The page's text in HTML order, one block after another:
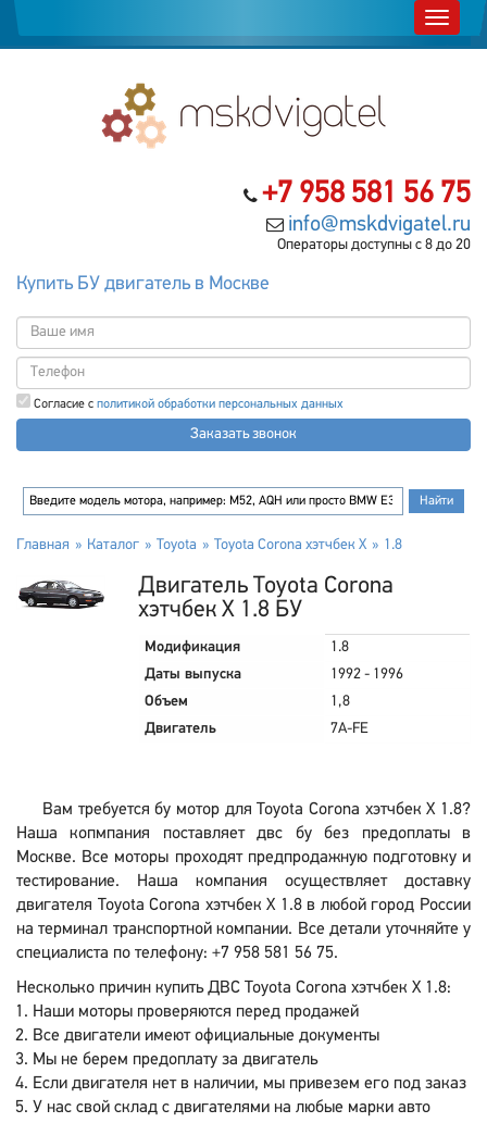
+7 958 581 56 75
info@mskdvigatel.ru
Операторы доступны с 8 до 20
Купить БУ двигатель в Москве
Согласие с политикой обработки персональных данных
Заказать звонок
Главная Каталог Toyota Toyota Corona хэтчбек X 1.8
Двигатель Toyota Corona
хэтчбек X 1.8 БУ
Модификация
1.8
Даты выпуска
1992 - 1996
Объем
1,8
Двигатель
7A-FE
Вам требуется бу мотор для Toyota Corona хэтчбек X 1.8?
Наша копмпания поставляет двс бу без предоплаты в
Москве. Все моторы проходят предпродажную подготовку и
тестирование. Наша компания осуществляет доставку
двигателя Toyota Corona хэтчбек X 1.8 в любой город России
на терминал транспортной компании. Все детали уточняйте у
специалиста по телефону: +7 958 581 56 75.
Несколько причин купить ДВС Toyota Corona хэтчбек X 1.8:
Наши моторы проверяются перед продажей
Все двигатели имеют официальные документы
Мы не берем предоплату за двигатель
Если двигателя нет в наличии, мы привезем его под заказ
У нас свой склад с двигателями на любые марки авто